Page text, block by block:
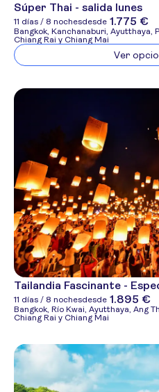
Súper Thai - salida lunes
11 días / 8 nochesdesde 1.775 €
Bangkok, Kanchanaburi, Ayutthaya,
Chiang Rai y Chiang Mai
Ver
Tailandia Fascinante -
11 días / 8 nochesdesde 1.895 €
Bangkok, Río Kwai, Ayutthaya, Ang
Chiang Rai y Chiang Mai